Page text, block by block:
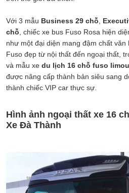
Với 3 mẫu Business 29 chỗ,
chỗ, chiếc xe bus Fuso Rosa hiện
như một đại diện mang đậm chất văn
Fuso đẹp từ nội thất đến ngoại thất,
và mẫu xe du lịch 16 chỗ fuso
được nâng cấp thành bản siêu sang
thành chiếc VIP car thực sự.
Hình ảnh ngoại thất xe 16
Xe Đà Thành